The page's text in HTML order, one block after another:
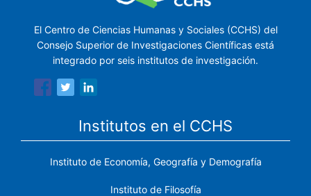
El Centro de Ciencias Humanas y Sociales (CCHS) del
Consejo Superior de Investigaciones Científicas está
integrado por seis institutos de investigación.
Institutos en el CCHS
Instituto de Economía, Geografía y Demografía
Instituto de Filosofía